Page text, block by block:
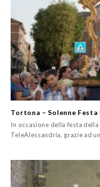
Tortona – Solenne
In occasione della festa
TeleAlessandria, grazie ad